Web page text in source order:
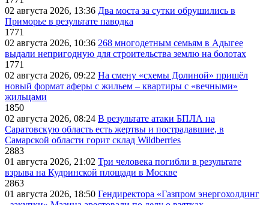
02 августа 2026, 13:36 Два моста за сутки обрушились в
Приморье в результате паводка
1771
02 августа 2026, 10:36 268 многодетным семьям в Адыгее
выдали непригодную для строительства землю на болотах
1771
02 августа 2026, 09:22 На смену «схемы Долиной» пришёл
новый формат аферы с жильем – квартиры с «вечными»
жильцами
1850
02 августа 2026, 08:24 В результате атаки БПЛА на
Саратовскую область есть жертвы и пострадавшие, в
Самарской области горит склад Wildberries
2883
01 августа 2026, 21:02 Три человека погибли в результате
взрыва на Кудринской площади в Москве
2863
01 августа 2026, 18:50 Гендиректора «Газпром энергохолдинг